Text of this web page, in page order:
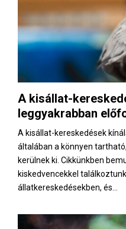
A kisállat-
leggyakrabban
A kisállat-kereskedések
általában a könnyen
kerülnek ki. Cikkünkben
kiskedvencekkel
állatkereskedésekben, és...